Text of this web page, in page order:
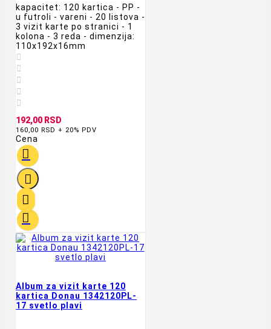
kapacitet: 120 kartica - PP -
u futroli - vareni - 20 listova -
3 vizit karte po stranici - 1
kolona - 3 reda - dimenzija:
110x192x16mm





192,00 RSD
160,00 RSD + 20% PDV
Cena




Album za vizit karte 120
kartica Donau 1342120PL-
17 svetlo plavi